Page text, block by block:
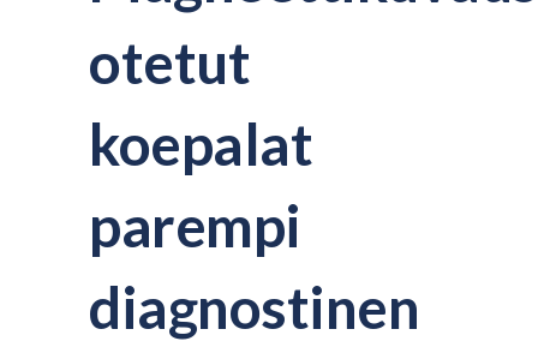
otetut
koepalat
parempi
diagnostinen